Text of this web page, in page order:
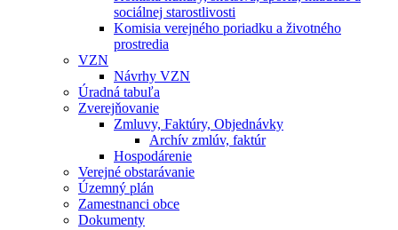
sociálnej starostlivosti
Komisia verejného poriadku a životného
prostredia
VZN
Návrhy VZN
Úradná tabuľa
Zverejňovanie
Zmluvy, Faktúry, Objednávky
Archív zmlúv, faktúr
Hospodárenie
Verejné obstarávanie
Územný plán
Zamestnanci obce
Dokumenty